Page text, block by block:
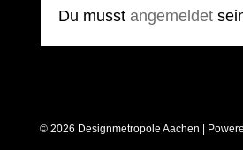
Du musst angemeldet
© 2026 Designmetropole Aachen |